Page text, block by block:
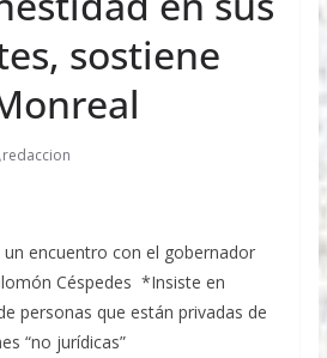
litros a 4 mil 285 millones de
particular de las y los
de cereales malteados
trigo y maíz—, la calidad e
con las autoridades federales y
de los productos mexicanos
Rural, encabezada por
López Gutiérrez, refrenda su
de impulsar programas y proyectos
la productividad, la innovación y
de la cadena productiva de
sostiene
redaccion
encuentro con el gobernador
Céspedes *Insiste en
personas que están privadas de
“no jurídicas”